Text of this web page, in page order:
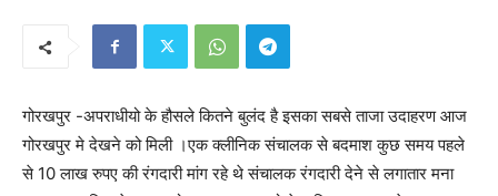
गोरखपुर -अपराधीयो के हौसले कितने बुलंद है इसका सबसे ताजा उदाहरण आज
गोरखपुर मे देखने को मिली ।एक क्लीनिक संचालक से बदमाश कुछ समय पहले
से 10 लाख रुपए की रंगदारी मांग रहे थे संचालक रंगदारी देने से लगातार मना